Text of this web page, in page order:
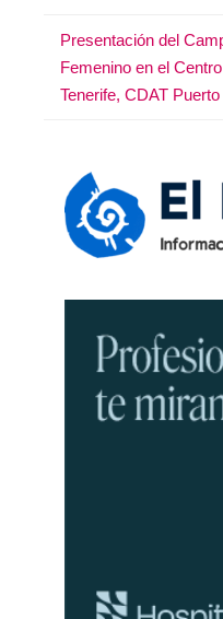
Presentación del
Femenino en el
Tenerife, CDAT